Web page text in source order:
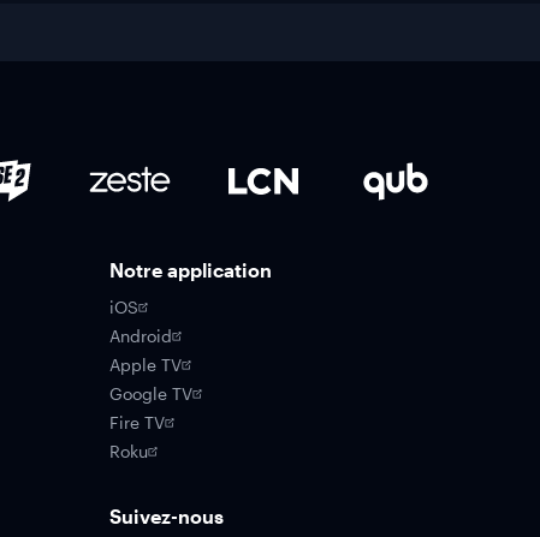
Notre application
iOS
Android
Apple TV
Google TV
Fire TV
Roku
Suivez-nous